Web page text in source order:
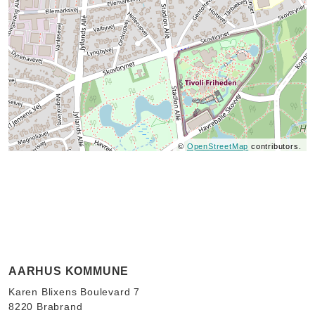
© OpenStreetMap contributors.
AARHUS KOMMUNE
Karen Blixens Boulevard 7
8220 Brabrand